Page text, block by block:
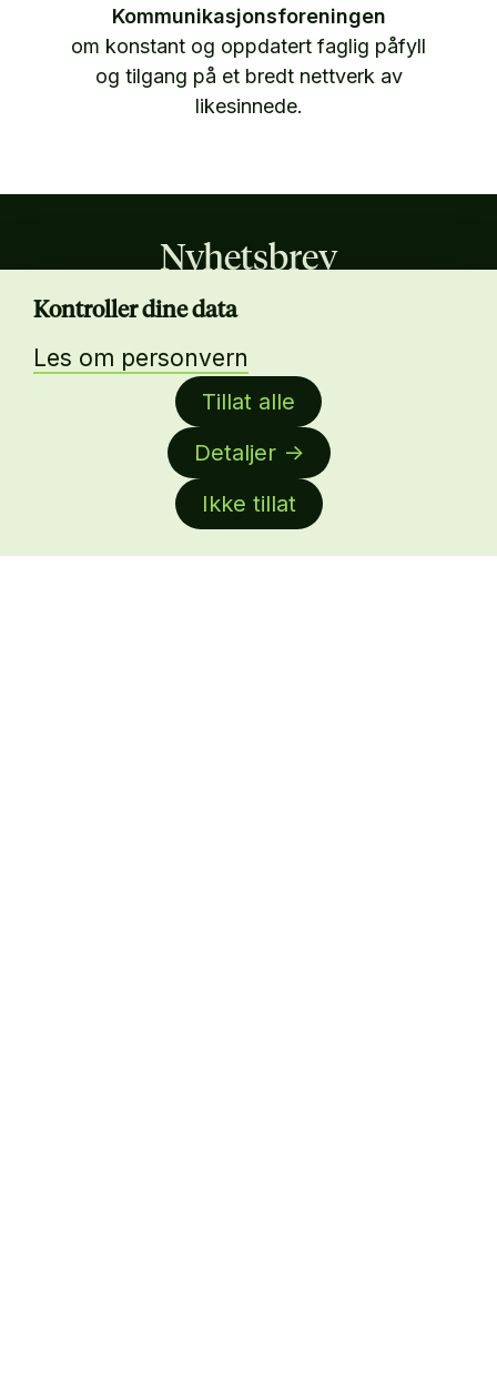
Kontroller dine data
Tillat alle
Detaljer
Ikke tillat
Les om personvern
Kommunikasjonsforeningen
om konstant og oppdatert faglig påfyll
og tilgang på et bredt nettverk av
likesinnede.
Nyhetsbrev
Hold deg oppdatert på kommunikasjonsfaget,
arrangementer og ledige stillinger. Meld deg på
vårt nyhetsbrev! Medlemmer får nyhetsbrevet
automatisk.
Meld meg på